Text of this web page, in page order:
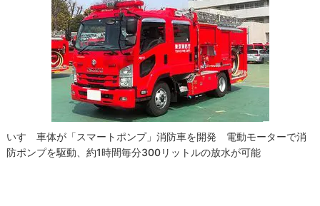
いすゞ車体が「スマートポンプ」消防車を開発 電動モーターで消
防ポンプを駆動、約1時間毎分300リットルの放水が可能